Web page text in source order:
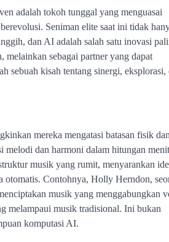
adalah tokoh tunggal yang menguasai
Seniman elite saat ini tidak
dan AI adalah salah satu inovasi
sebagai partner yang dapat
sebuah kisah tentang sinergi, eksplorasi,
mereka mengatasi batasan fisik dan
melodi dan harmoni dalam hitungan
musik yang rumit, menyarankan
otomatis. Contohnya, Holly Herndon,
musik yang menggabungkan
melampaui musik tradisional. Ini bukan
komputasi AI.